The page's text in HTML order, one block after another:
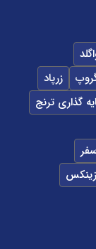
زرپاد
گذاری ترنج